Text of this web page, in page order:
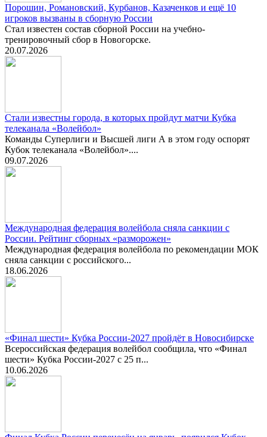
Порошин, Романовский, Курбанов, Казаченков и ещё 10
игроков вызваны в сборную России
Стал известен состав сборной России на учебно-
тренировочный сбор в Новогорске.
20.07.2026
Стали известны города, в которых пройдут матчи Кубка
телеканала «Волейбол»
Команды Суперлиги и Высшей лиги А в этом году оспорят
Кубок телеканала «Волейбол»....
09.07.2026
Международная федерация волейбола сняла санкции с
России. Рейтинг сборных «разморожен»
Международная федерация волейбола по рекомендации МОК
сняла санкции с российского...
18.06.2026
«Финал шести» Кубка России-2027 пройдёт в Новосибирске
Всероссийская федерация волейбол сообщила, что «Финал
шести» Кубка России-2027 с 25 п...
10.06.2026